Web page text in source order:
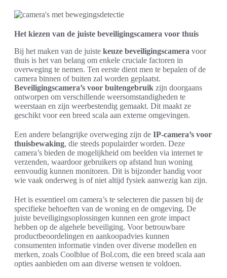
Het kiezen van de juiste beveiligingscamera voor thuis
Bij het maken van de juiste keuze beveiligingscamera voor
thuis is het van belang om enkele cruciale factoren in
overweging te nemen. Ten eerste dient men te bepalen of de
camera binnen of buiten zal worden geplaatst.
Beveiligingscamera’s voor buitengebruik zijn doorgaans
ontworpen om verschillende weersomstandigheden te
weerstaan en zijn weerbestendig gemaakt. Dit maakt ze
geschikt voor een breed scala aan externe omgevingen.
Een andere belangrijke overweging zijn de IP-camera’s voor
thuisbewaking, die steeds populairder worden. Deze
camera’s bieden de mogelijkheid om beelden via internet te
verzenden, waardoor gebruikers op afstand hun woning
eenvoudig kunnen monitoren. Dit is bijzonder handig voor
wie vaak onderweg is of niet altijd fysiek aanwezig kan zijn.
Het is essentieel om camera’s te selecteren die passen bij de
specifieke behoeften van de woning en de omgeving. De
juiste beveiligingsoplossingen kunnen een grote impact
hebben op de algehele beveiliging. Voor betrouwbare
productbeoordelingen en aankoopadvies kunnen
consumenten informatie vinden over diverse modellen en
merken, zoals Coolblue of Bol.com, die een breed scala aan
opties aanbieden om aan diverse wensen te voldoen.